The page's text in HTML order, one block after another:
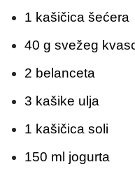
1 kašičica šećera
40 g svežeg
2 belanceta
3 kašike ulja
1 kašičica soli
150 ml jogurta